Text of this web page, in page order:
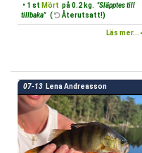
• 1 st Mört på 0.2 kg. "Släpptes till
tillbaka" ( Återutsatt!)
Läs mer...
07-13 Lena Andreasson